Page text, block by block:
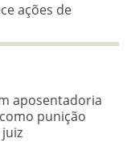
ações de
aposentadoria
punição